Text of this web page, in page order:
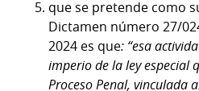
que se pretende como
Dictamen número 27/
2024 es que: “esa
imperio de la ley especial
Proceso Penal, vinculada